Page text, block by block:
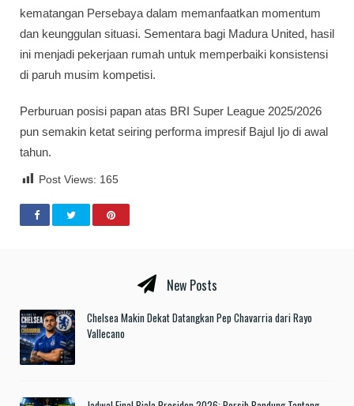
kematangan Persebaya dalam memanfaatkan momentum
dan keunggulan situasi. Sementara bagi Madura United, hasil
ini menjadi pekerjaan rumah untuk memperbaiki konsistensi
di paruh musim kompetisi.
Perburuan posisi papan atas BRI Super League 2025/2026
pun semakin ketat seiring performa impresif Bajul Ijo di awal
tahun.
Post Views: 165
New Posts
Chelsea Makin Dekat Datangkan Pep Chavarria dari Rayo
Vallecano